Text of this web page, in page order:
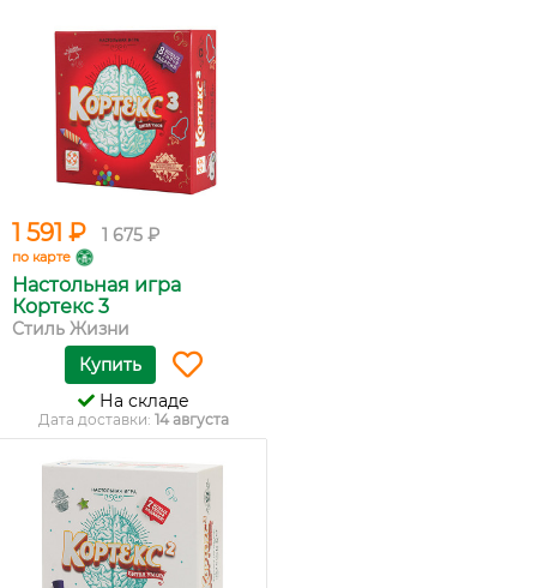
1 591 ₽ 1 675 ₽
по карте
Настольная игра
Кортекс 3
Стиль Жизни
Купить
На складе
Дата доставки: 14 августа